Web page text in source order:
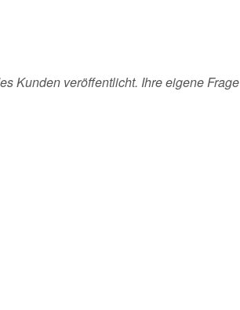
Kunden veröffentlicht. Ihre eigene Frage